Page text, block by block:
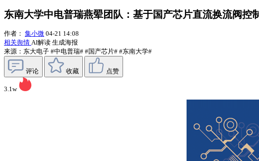
东南大学中电普瑞燕翚团队：基于国产芯片直流换流阀控
作者： 集小微 04-21 14:08
相关舆情 AI解读 生成海报
来源：东大电子 #中电普瑞# #国产芯片# #东南大学#
评论 收藏 点赞
3.1w